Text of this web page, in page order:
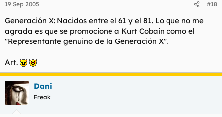
19 Sep 2005 #18
Generación X: Nacidos entre el 61 y el 81. Lo que no me
agrada es que se promocione a Kurt Cobain como el
"Representante genuino de la Generación X".
Art.
Dani
Freak